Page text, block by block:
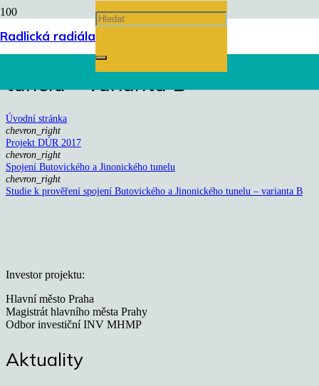
Radlická radiála
Studie k prověření spojení
Butovického a Jinonického
tunelu – varianta B
Úvodní stránka
chevron_right
Projekt DÚR 2017
chevron_right
Spojení Butovického a Jinonického tunelu
chevron_right
Studie k prověření spojení Butovického a Jinonického tunelu – varianta B
Investor projektu:
Hlavní město Praha
Magistrát hlavního města Prahy
Odbor investiční INV MHMP
Aktuality